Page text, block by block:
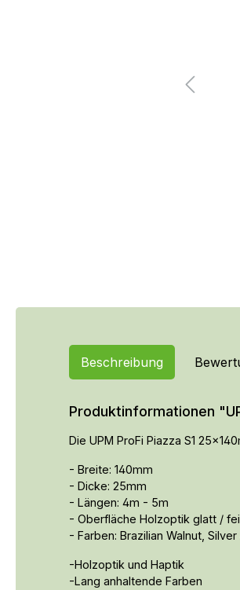
Beschreibung
Produktinformationen
Die UPM ProFi Piazza S1
- Breite: 140mm
- Dicke: 25mm
- Längen: 4m - 5m
- Oberfläche Holzoptik glatt /
- Farben: Brazilian Walnut,
-Holzoptik und Haptik
-Lang anhaltende Farben